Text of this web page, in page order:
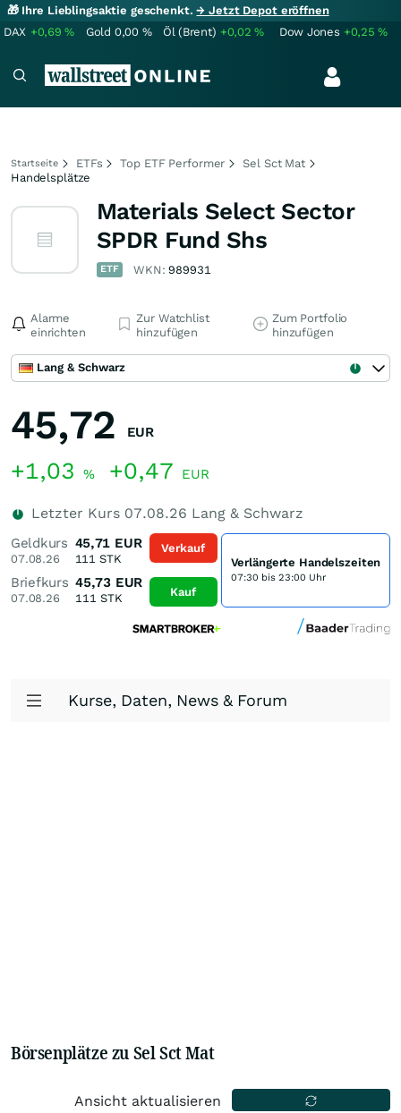
🎁 Ihre Lieblingsaktie geschenkt.→ Jetzt Depot eröffnen
DAX +0,69% Gold 0,00 % Öl (Brent) +0,02% Dow Jones +0,25%
Startseite ETFs Top ETF Performer
Sel Sct Mat
Handelsplätze
Materials Select Sector
SPDR Fund Shs
ETF WKN:989931
Alarme
einrichten
Zur Watchlist
hinzufügen
Zum Portfolio
hinzufügen
Lang & Schwarz
45,72 EUR
+1,03 % +0,47 EUR
Letzter Kurs 07.08.26 Lang & Schwarz
Geldkurs
07.08.26
45,71 EUR
111 STK
Briefkurs
07.08.26
45,73 EUR
111 STK
Verkauf
Kauf
Verlängerte Handelszeiten
07:30 bis 23:00 Uhr
Kurse, Daten, News & Forum
Börsenplätze zu Sel Sct Mat
Ansicht aktualisieren